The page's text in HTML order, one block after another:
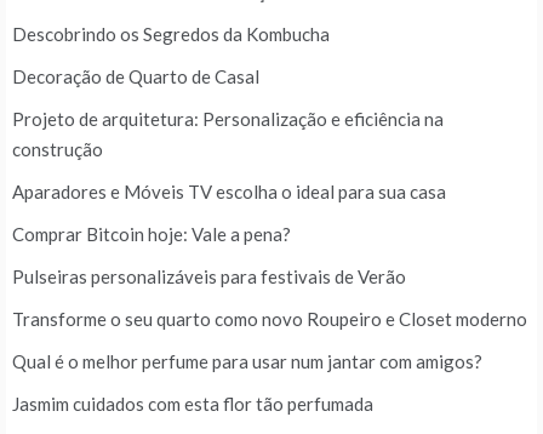
Descobrindo os Segredos da Kombucha
Decoração de Quarto de Casal
Projeto de arquitetura: Personalização e eficiência na
construção
Aparadores e Móveis TV escolha o ideal para sua casa
Comprar Bitcoin hoje: Vale a pena?
Pulseiras personalizáveis para festivais de Verão
Transforme o seu quarto como novo Roupeiro e Closet moderno
Qual é o melhor perfume para usar num jantar com amigos?
Jasmim cuidados com esta flor tão perfumada